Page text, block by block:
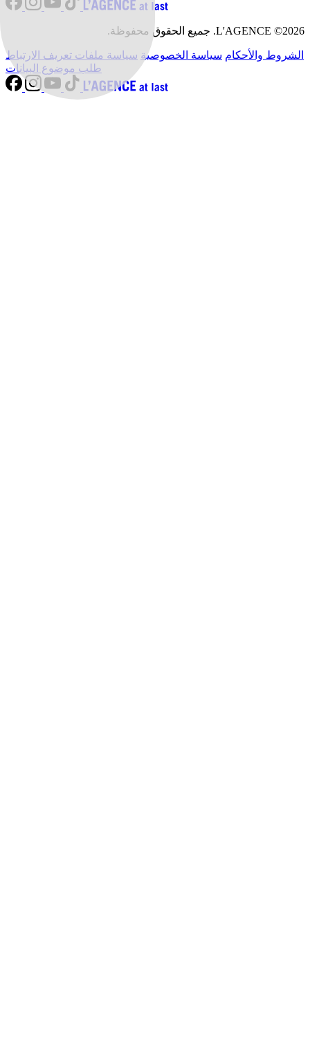
L'AGENCE ©2026. جميع الحقوق محفوظة.
الشروط والأحكام سياسة الخصوصية سياسة ملفات تعريف الارتباط
طلب موضوع البيانات